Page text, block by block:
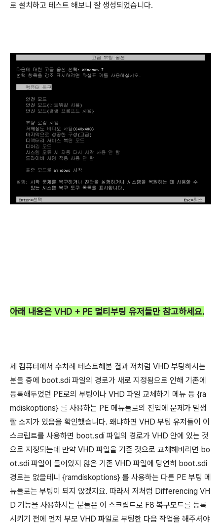
로 설치하고 테스트 해보니 잘 생성되었습니다.
아래 내용은 VHD + PE 멀티부팅 유저들만 참고하세요.
제 컴퓨터에서 수차례 테스트해본 결과 저처럼 VHD 부팅하시는
분들 중에 boot.sdi 파일의 경로가 새로 지정됨으로 인해 기존에
등록해두었던 PE로의 부팅이나 VHD 파일 교체하기 메뉴 등 {ra
mdiskoptions} 를 사용하는 PE 메뉴들로의 진입에 문제가 발생
할 소지가 있음을 확인했습니다. 왜냐하면 VHD 부팅 유저들이 이
스크립트를 사용하면 boot.sdi 파일의 경로가 VHD 안에 있는 것
으로 지정되는데 만약 VHD 파일을 기존 것으로 교체해버리면 bo
ot.sdi 파일이 들어있지 않은 기존 VHD 파일에 당연히 boot.sdi
경로는 없을테니 {ramdiskoptions} 를 사용하는 다른 PE 부팅 메
뉴들로는 부팅이 되지 않겠지요. 따라서 저처럼 Differencing VH
D 기능을 사용하시는 분들은 이 스크립트로 F8 복구모드를 등록
시키기 전에 먼저 부모 VHD 파일로 부팅한 다음 작업을 해주셔야